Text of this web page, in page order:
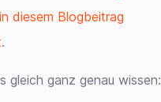
diesem Blogbeitrag
.
gleich ganz genau wissen: